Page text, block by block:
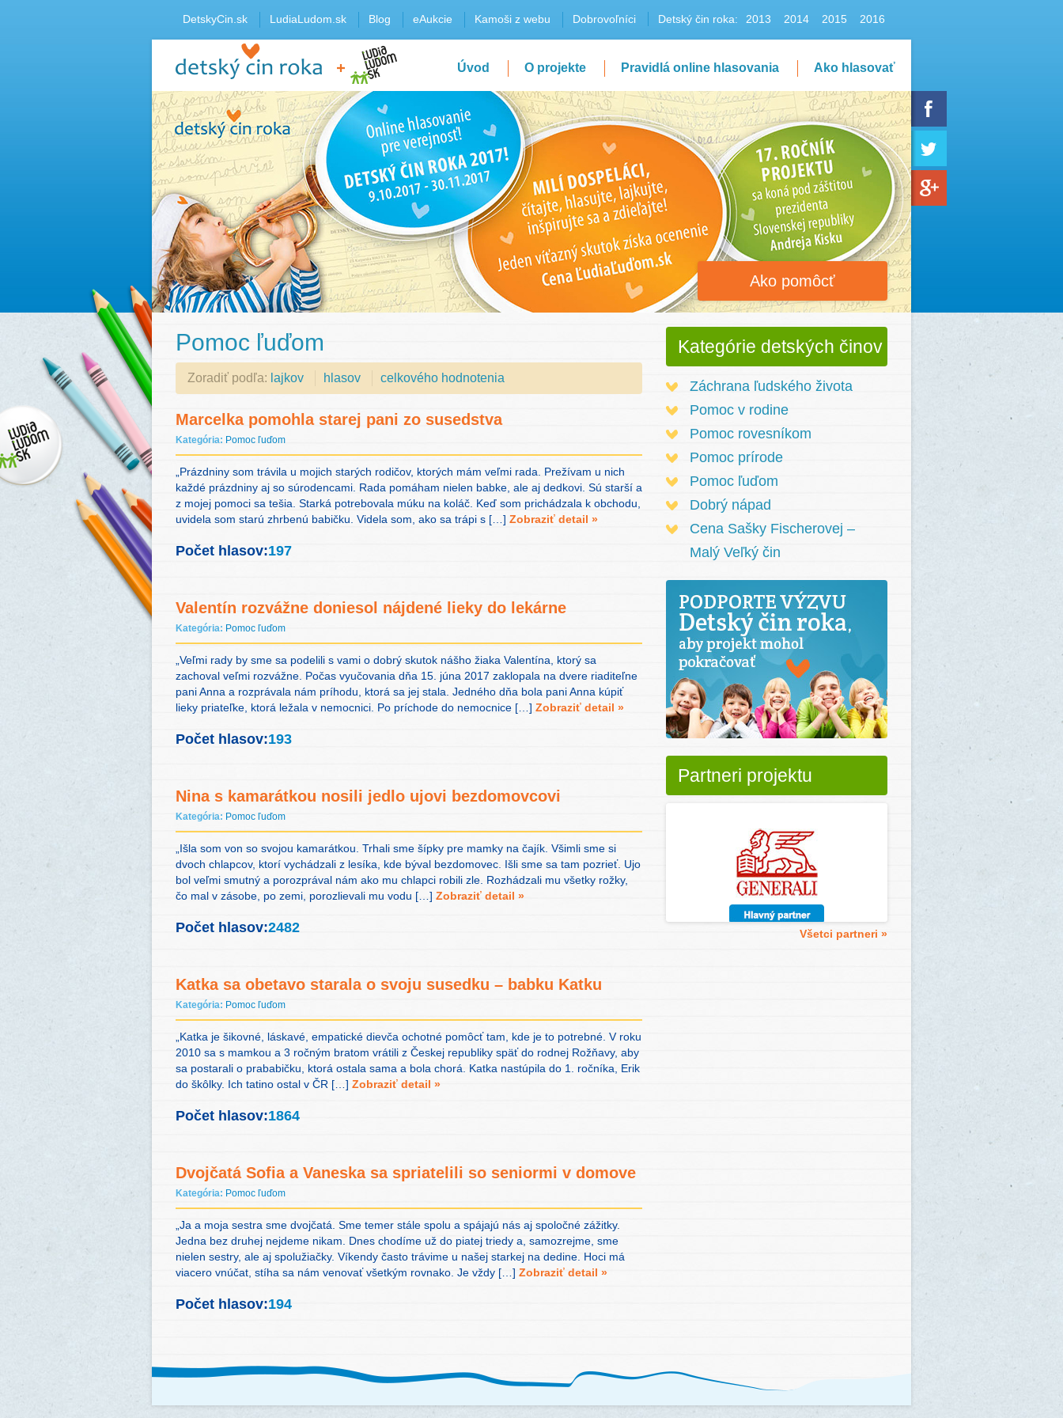
DetskyCin.sk LudiaLudom.sk Blog eAukcie Kamoši z webu Dobrovoľníci Detský čin roka: 2013 2014 2015 2016
Úvod O projekte Pravidlá online hlasovania Ako hlasovať
Ako pomôcť
Pomoc ľuďom
Zoradiť podľa: lajkov hlasov celkového hodnotenia
Marcelka pomohla starej pani zo susedstva
Kategória: Pomoc ľuďom
„Prázdniny som trávila u mojich starých rodičov, ktorých mám veľmi rada. Prežívam u nich
každé prázdniny aj so súrodencami. Rada pomáham nielen babke, ale aj dedkovi. Sú starší a
z mojej pomoci sa tešia. Starká potrebovala múku na koláč. Keď som prichádzala k obchodu,
uvidela som starú zhrbenú babičku. Videla som, ako sa trápi s […] Zobraziť detail »
Počet hlasov:197
Valentín rozvážne doniesol nájdené lieky do lekárne
Kategória: Pomoc ľuďom
„Veľmi rady by sme sa podelili s vami o dobrý skutok nášho žiaka Valentína, ktorý sa
zachoval veľmi rozvážne. Počas vyučovania dňa 15. júna 2017 zaklopala na dvere riaditeľne
pani Anna a rozprávala nám príhodu, ktorá sa jej stala. Jedného dňa bola pani Anna kúpiť
lieky priateľke, ktorá ležala v nemocnici. Po príchode do nemocnice […] Zobraziť detail »
Počet hlasov:193
Nina s kamarátkou nosili jedlo ujovi bezdomovcovi
Kategória: Pomoc ľuďom
„Išla som von so svojou kamarátkou. Trhali sme šípky pre mamky na čajík. Všimli sme si
dvoch chlapcov, ktorí vychádzali z lesíka, kde býval bezdomovec. Išli sme sa tam pozrieť. Ujo
bol veľmi smutný a porozprával nám ako mu chlapci robili zle. Rozhádzali mu všetky rožky,
čo mal v zásobe, po zemi, porozlievali mu vodu […] Zobraziť detail »
Počet hlasov:2482
Katka sa obetavo starala o svoju susedku – babku Katku
Kategória: Pomoc ľuďom
„Katka je šikovné, láskavé, empatické dievča ochotné pomôcť tam, kde je to potrebné. V roku
2010 sa s mamkou a 3 ročným bratom vrátili z Českej republiky späť do rodnej Rožňavy, aby
sa postarali o prababičku, ktorá ostala sama a bola chorá. Katka nastúpila do 1. ročníka, Erik
do škôlky. Ich tatino ostal v ČR […] Zobraziť detail »
Počet hlasov:1864
Dvojčatá Sofia a Vaneska sa spriatelili so seniormi v domove
Kategória: Pomoc ľuďom
„Ja a moja sestra sme dvojčatá. Sme temer stále spolu a spájajú nás aj spoločné zážitky.
Jedna bez druhej nejdeme nikam. Dnes chodíme už do piatej triedy a, samozrejme, sme
nielen sestry, ale aj spolužiačky. Víkendy často trávime u našej starkej na dedine. Hoci má
viacero vnúčat, stíha sa nám venovať všetkým rovnako. Je vždy […] Zobraziť detail »
Počet hlasov:194
Kategórie detských činov
Záchrana ľudského života
Pomoc v rodine
Pomoc rovesníkom
Pomoc prírode
Pomoc ľuďom
Dobrý nápad
Cena Sašky Fischerovej –
Malý Veľký čin
Partneri projektu
Všetci partneri »